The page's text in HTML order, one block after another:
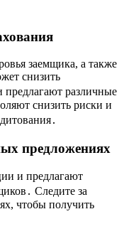
заемщика, а также
снизить
предлагают различные
снизить риски и
предложениях
и предлагают
Следите за
чтобы получить